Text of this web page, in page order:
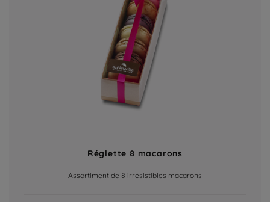
Réglette 8 macarons
Assortiment de 8 irrésistibles macarons